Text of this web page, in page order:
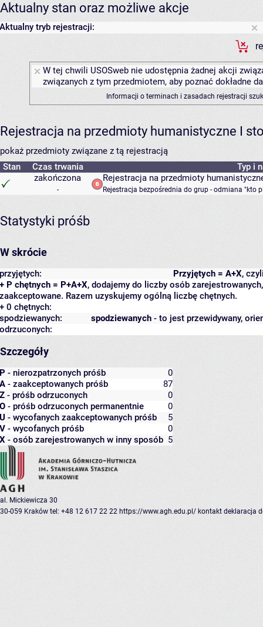
Aktualny stan oraz możliwe akcje
Aktualny tryb rejestracji:
W tej chwili USOSweb nie udostępnia żadnej akcji
związanych z tym przedmiotem, aby poznać dokładne
Informacji o terminach i zasadach rejestracji
Rejestracja na przedmioty humanistyczne I
pokaż przedmioty związane z tą rejestracją
Stan
Czas trwania
Typ i
zakończona
-
Rejestracja na przedmioty
Rejestracja bezpośrednia do grup - odmiana "kto
Statystyki próśb
W skrócie
Przyjętych = A+X,
przyjętych:
+ P chętnych = P+A+X, dodajemy do liczby osób
zaakceptowane. Razem uzyskujemy ogólną liczbę chętnych.
+ 0 chętnych:
spodziewanych - to jest przewidywany,
spodziewanych:
odrzuconych:
Szczegóły
P - nierozpatrzonych próśb
0
A - zaakceptowanych próśb
87
Z - próśb odrzuconych
0
O - próśb odrzuconych permanentnie
0
U - wycofanych zaakceptowanych próśb
5
V - wycofanych próśb
0
X - osób zarejestrowanych w inny sposób 5
al. Mickiewicza 30
30-059 Kraków tel: +48 12 617 22 22 https://www.agh.edu.pl/ kontakt deklaracja